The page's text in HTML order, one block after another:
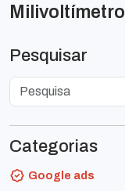
Milivoltímetro
Pesquisar
Categorias
Google ads